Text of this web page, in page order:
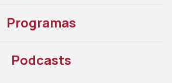
Programas
Podcasts